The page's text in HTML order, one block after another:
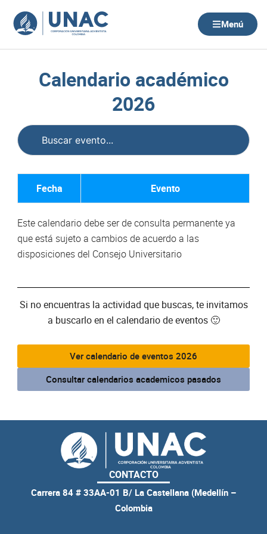
contenido
Menú
Calendario académico
2026
Fecha Evento
Este calendario debe ser de consulta permanente ya
que está sujeto a cambios de acuerdo a las
disposiciones del Consejo Universitario
Si no encuentras la actividad que buscas, te invitamos
a buscarlo en el calendario de eventos 🙂
Ver calendario de eventos 2026
Consultar calendarios academicos pasados
CONTACTO
Carrera 84 # 33AA-01 B/ La Castellana (Medellín –
Colombia